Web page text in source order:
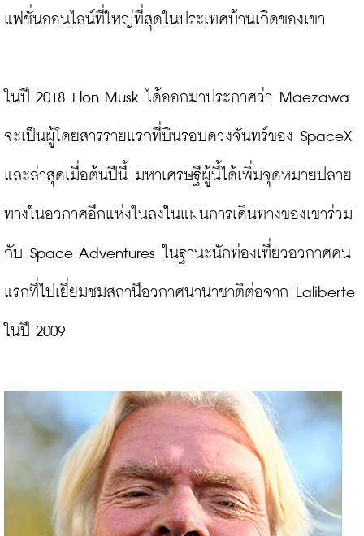
แฟชั่นออนไลน์ที่ใหญ่ที่สุดในประเทศบ้านเกิดของเขา
ในปี 2018 Elon Musk ได้ออกมาประกาศว่า Maezawa
จะเป็นผู้โดยสารรายแรกที่บินรอบดวงจันทร์ของ SpaceX
และล่าสุดเมื่อต้นปีนี้ มหาเศรษฐีผู้นี้ได้เพิ่มจุดหมายปลาย
ทางในอวกาศอีกแห่งในลงในแผนการเดินทางของเขาร่วม
กับ Space Adventures ในฐานะนักท่องเที่ยวอวกาศคน
แรกที่ไปเยี่ยมชมสถานีอวกาศนานาชาติต่อจาก Laliberte
ในปี 2009